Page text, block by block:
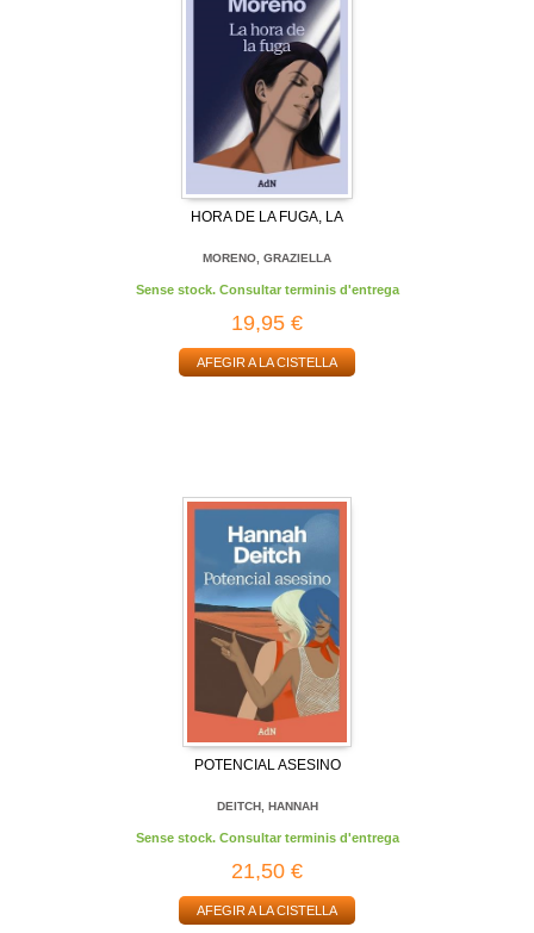
HORA DE LA FUGA, LA
MORENO, GRAZIELLA
Sense stock. Consultar terminis d'entrega
19,95 €
AFEGIR A LA CISTELLA
POTENCIAL ASESINO
DEITCH, HANNAH
Sense stock. Consultar terminis d'entrega
21,50 €
AFEGIR A LA CISTELLA